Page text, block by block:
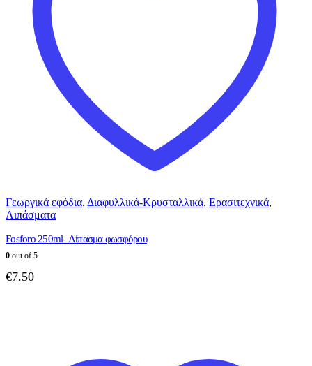
Γεωργικά εφόδια, Διαφυλλικά-Κρυσταλλικά, Ερασιτεχνικά,
Λιπάσματα
Fosforo 250ml- Λίπασμα φωσφόρου
0 out of 5
€7.50